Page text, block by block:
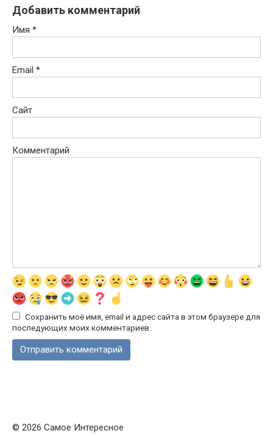
Добавить комментарий
Имя *
Email *
Сайт
Комментарий
Сохранить моё имя, email и адрес сайта в этом браузере для
последующих моих комментариев.
© 2026 Самое Интересное